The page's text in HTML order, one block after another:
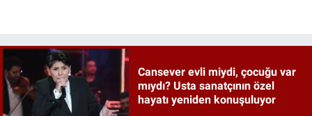
Cansever evli miydi, çocuğu var
mıydı? Usta sanatçının özel
hayatı yeniden konuşuluyor